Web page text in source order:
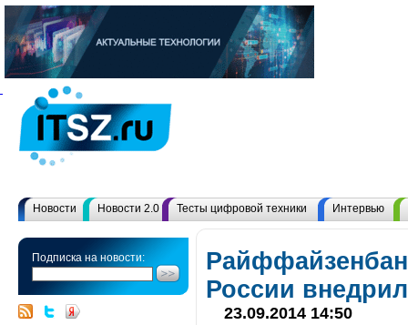
Новости Новости 2.0 Тесты цифровой техники Интервью
Подписка на новости:
России
23.09.2014 14:50